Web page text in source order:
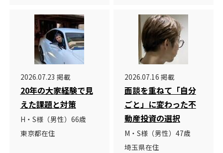
2026.07.23 掲載
20年の大家経験で見
えた課題と対策
H・S様（男性）66歳
東京都在住
2026.07.16 掲載
面談を重ねて「自分
ごと」に変わった不
動産投資の選択
M・S様（男性）47歳
埼玉県在住